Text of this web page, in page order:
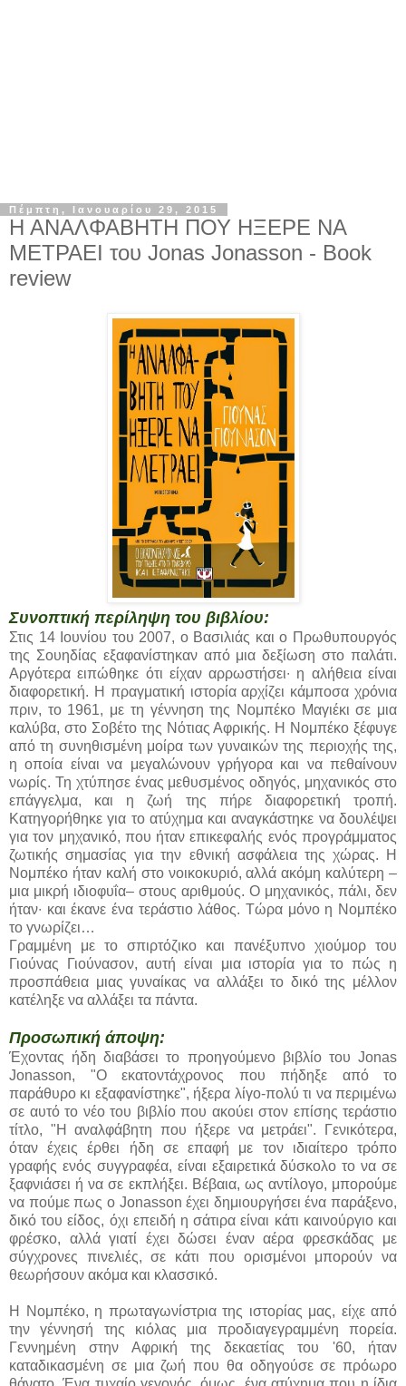
Πέμπτη, Ιανουαρίου 29, 2015
Η ΑΝΑΛΦΑΒΗΤΗ ΠΟΥ ΗΞΕΡΕ ΝΑ
ΜΕΤΡΑΕΙ του Jonas Jonasson - Book
review
Συνοπτική περίληψη του βιβλίου:
Στις 14 Ιουνίου του 2007, ο Βασιλιάς και ο Πρωθυπουργός
της Σουηδίας εξαφανίστηκαν από μια δεξίωση στο παλάτι.
Αργότερα ειπώθηκε ότι είχαν αρρωστήσει∙ η αλήθεια είναι
διαφορετική. Η πραγματική ιστορία αρχίζει κάμποσα χρόνια
πριν, το 1961, με τη γέννηση της Νομπέκο Μαγιέκι σε μια
καλύβα, στο Σοβέτο της Νότιας Αφρικής. Η Νομπέκο ξέφυγε
από τη συνηθισμένη μοίρα των γυναικών της περιοχής της,
η οποία είναι να μεγαλώνουν γρήγορα και να πεθαίνουν
νωρίς. Τη χτύπησε ένας μεθυσμένος οδηγός, μηχανικός στο
επάγγελμα, και η ζωή της πήρε διαφορετική τροπή.
Κατηγορήθηκε για το ατύχημα και αναγκάστηκε να δουλέψει
για τον μηχανικό, που ήταν επικεφαλής ενός προγράμματος
ζωτικής σημασίας για την εθνική ασφάλεια της χώρας. H
Νομπέκο ήταν καλή στο νοικοκυριό, αλλά ακόμη καλύτερη –
μια μικρή ιδιοφυΐα– στους αριθμούς. Ο μηχανικός, πάλι, δεν
ήταν∙ και έκανε ένα τεράστιο λάθος. Τώρα μόνο η Νομπέκο
το γνωρίζει…
Γραμμένη με το σπιρτόζικο και πανέξυπνο χιούμορ του
Γιούνας Γιούνασον, αυτή είναι μια ιστορία για το πώς η
προσπάθεια μιας γυναίκας να αλλάξει το δικό της μέλλον
κατέληξε να αλλάξει τα πάντα.
Προσωπική άποψη:
Έχοντας ήδη διαβάσει το προηγούμενο βιβλίο του Jonas
Jonasson, "Ο εκατοντάχρονος που πήδηξε από το
παράθυρο κι εξαφανίστηκε", ήξερα λίγο-πολύ τι να περιμένω
σε αυτό το νέο του βιβλίο που ακούει στον επίσης τεράστιο
τίτλο, "Η αναλφάβητη που ήξερε να μετράει". Γενικότερα,
όταν έχεις έρθει ήδη σε επαφή με τον ιδιαίτερο τρόπο
γραφής ενός συγγραφέα, είναι εξαιρετικά δύσκολο το να σε
ξαφνιάσει ή να σε εκπλήξει. Βέβαια, ως αντίλογο, μπορούμε
να πούμε πως ο Jonasson έχει δημιουργήσει ένα παράξενο,
δικό του είδος, όχι επειδή η σάτιρα είναι κάτι καινούργιο και
φρέσκο, αλλά γιατί έχει δώσει έναν αέρα φρεσκάδας με
σύγχρονες πινελιές, σε κάτι που ορισμένοι μπορούν να
θεωρήσουν ακόμα και κλασσικό.
Η Νομπέκο, η πρωταγωνίστρια της ιστορίας μας, είχε από
την γέννησή της κιόλας μια προδιαγεγραμμένη πορεία.
Γεννημένη στην Αφρική της δεκαετίας του '60, ήταν
καταδικασμένη σε μια ζωή που θα οδηγούσε σε πρόωρο